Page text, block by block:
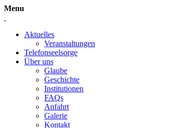
Menu
Aktuelles
Veranstaltungen
Telefonseelsorge
Über uns
Glaube
Geschichte
Institutionen
FAQs
Anfahrt
Galerie
Kontakt